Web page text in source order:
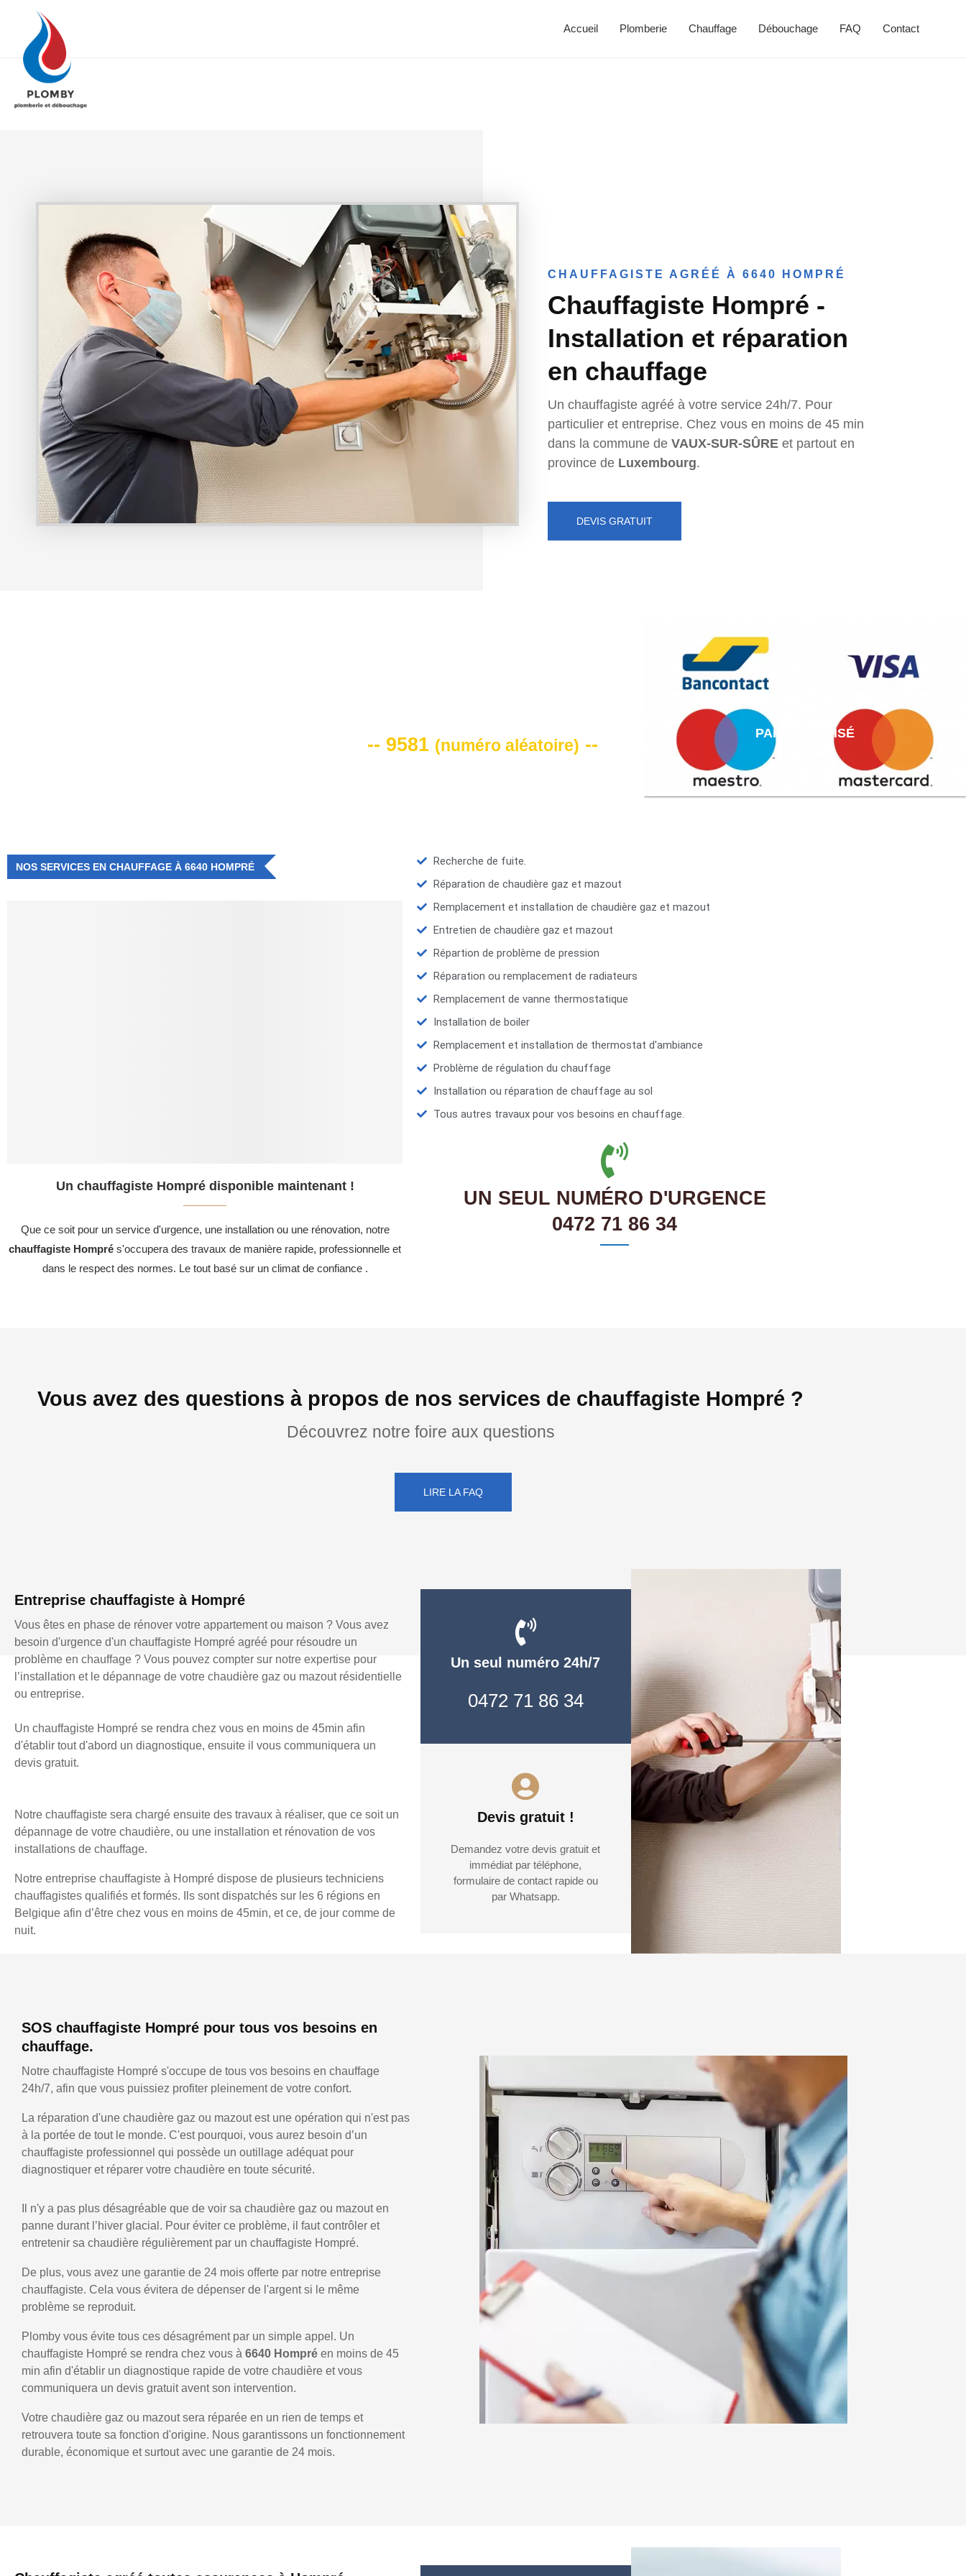
Accueil Plomberie Chauffage Débouchage FAQ Contact
CHAUFFAGISTE AGRÉÉ À 6640 HOMPRÉ
Chauffagiste Hompré -
Installation et réparation
en chauffage
Un chauffagiste agréé à votre service 24h/7. Pour
particulier et entreprise. Chez vous en moins de 45 min
dans la commune de VAUX-SUR-SÛRE et partout en
province de Luxembourg.
DEVIS GRATUIT
-- 9581 (numéro aléatoire) --
PAIEMENT AISÉ
NOS SERVICES EN CHAUFFAGE À 6640 HOMPRÉ
Un chauffagiste Hompré disponible maintenant !
Que ce soit pour un service d'urgence, une installation ou une rénovation, notre
chauffagiste Hompré s'occupera des travaux de manière rapide, professionnelle et
dans le respect des normes. Le tout basé sur un climat de confiance .
Recherche de fuite.
Réparation de chaudière gaz et mazout
Remplacement et installation de chaudière gaz et mazout
Entretien de chaudière gaz et mazout
Répartion de problème de pression
Réparation ou remplacement de radiateurs
Remplacement de vanne thermostatique
Installation de boiler
Remplacement et installation de thermostat d'ambiance
Problème de régulation du chauffage
Installation ou réparation de chauffage au sol
Tous autres travaux pour vos besoins en chauffage.
UN SEUL NUMÉRO D'URGENCE
0472 71 86 34
Vous avez des questions à propos de nos services de chauffagiste Hompré ?
Découvrez notre foire aux questions
LIRE LA FAQ
Entreprise chauffagiste à Hompré
Vous êtes en phase de rénover votre appartement ou maison ? Vous avez
besoin d'urgence d'un chauffagiste Hompré agréé pour résoudre un
problème en chauffage ? Vous pouvez compter sur notre expertise pour
l’installation et le dépannage de votre chaudière gaz ou mazout résidentielle
ou entreprise.
Un chauffagiste Hompré se rendra chez vous en moins de 45min afin
d'établir tout d'abord un diagnostique, ensuite il vous communiquera un
devis gratuit.
Notre chauffagiste sera chargé ensuite des travaux à réaliser, que ce soit un
dépannage de votre chaudière, ou une installation et rénovation de vos
installations de chauffage.
Notre entreprise chauffagiste à Hompré dispose de plusieurs techniciens
chauffagistes qualifiés et formés. Ils sont dispatchés sur les 6 régions en
Belgique afin d’être chez vous en moins de 45min, et ce, de jour comme de
nuit.
Un seul numéro 24h/7
0472 71 86 34
Devis gratuit !
Demandez votre devis gratuit et
immédiat par téléphone,
formulaire de contact rapide ou
par Whatsapp.
SOS chauffagiste Hompré pour tous vos besoins en
chauffage.
Notre chauffagiste Hompré s'occupe de tous vos besoins en chauffage
24h/7, afin que vous puissiez profiter pleinement de votre confort.
La réparation d'une chaudière gaz ou mazout est une opération qui n'est pas
à la portée de tout le monde. C'est pourquoi, vous aurez besoin d’un
chauffagiste professionnel qui possède un outillage adéquat pour
diagnostiquer et réparer votre chaudière en toute sécurité.
Il n'y a pas plus désagréable que de voir sa chaudière gaz ou mazout en
panne durant l’hiver glacial. Pour éviter ce problème, il faut contrôler et
entretenir sa chaudière régulièrement par un chauffagiste Hompré.
De plus, vous avez une garantie de 24 mois offerte par notre entreprise
chauffagiste. Cela vous évitera de dépenser de l'argent si le même
problème se reproduit.
Plomby vous évite tous ces désagrément par un simple appel. Un
chauffagiste Hompré se rendra chez vous à 6640 Hompré en moins de 45
min afin d'établir un diagnostique rapide de votre chaudière et vous
communiquera un devis gratuit avent son intervention.
Votre chaudière gaz ou mazout sera réparée en un rien de temps et
retrouvera toute sa fonction d'origine. Nous garantissons un fonctionnement
durable, économique et surtout avec une garantie de 24 mois.